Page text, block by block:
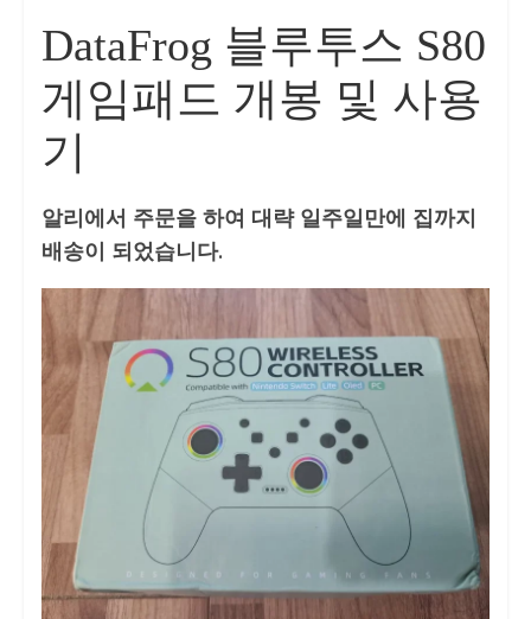
DataFrog 블루투스 S80
게임패드 개봉 및 사용
기
알리에서 주문을 하여 대략 일주일만에 집까지
배송이 되었습니다.